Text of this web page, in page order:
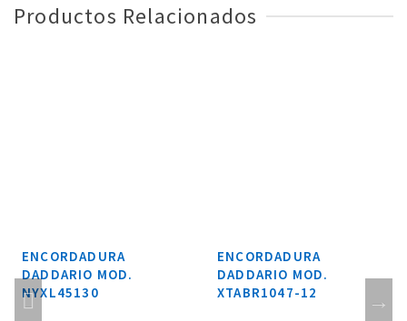
Productos Relacionados
ENCORDADURA
DADDARIO MOD.
NYXL45130
ENCORDADURA
DADDARIO MOD.
XTABR1047-12